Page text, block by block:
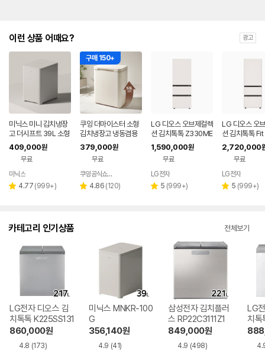
이런 상품 어때요? 광고
미닉스 미니 김치냉장
고 더시프트 39L 소형
뚜껑형
409,000원
무료
미닉스
별 4.77 리
(999+)
구매 150+
쿠잉 더마이스터 소형
김치냉장고 냉동겸용
뚜껑형 발효숙성 K05
5CGGB 그레이지
379,000원
무료
페이
쿠잉공식쇼핑몰
별 4.86 리
(120)
LG 디오스 오브제컬렉
션 김치톡톡 Z330ME
EF11
1,590,000원
무료
LG전자
별 5 리
(999+)
LG 디오스 오
션 김치톡톡
x
2,720,000
무료
LG전자
별 5 리
(999+)
카테고리 인기상품 전체보기
LG전자 디오스 김
치톡톡 K225SS131
860,000원
4.8 (173)
미닉스 MNKR-100
G
356,140원
4.9 (41)
삼성전자 김치플러
스 RP22C3111Z1
849,000원
4.9 (498)
LG
치
1